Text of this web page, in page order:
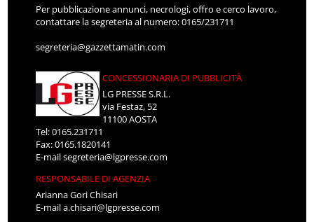
Per pubblicazione annunci, necrologi, offro e cerco lavoro,
contattare la segreteria al numero: 0165/231711
segreteria@gazzettamatin.com
CONCESSIONARIA DI PUBBLICITÀ
LG PRESSE S.R.L.
via Festaz, 52
11100 AOSTA
Tel: 0165.231711
Fax: 0165.1820141
E-mailsegreteria@lgpresse.com
RESPONSABILE DI AGENZIA
Arianna Gori Chisari
E-maila.chisari@lgpresse.com